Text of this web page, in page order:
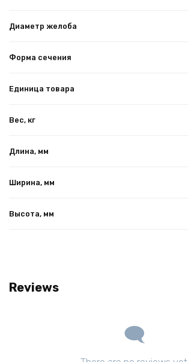
Диаметр желоба
Форма сечения
Единица товара
Вес, кг
Длина, мм
Ширина, мм
Высота, мм
Reviews